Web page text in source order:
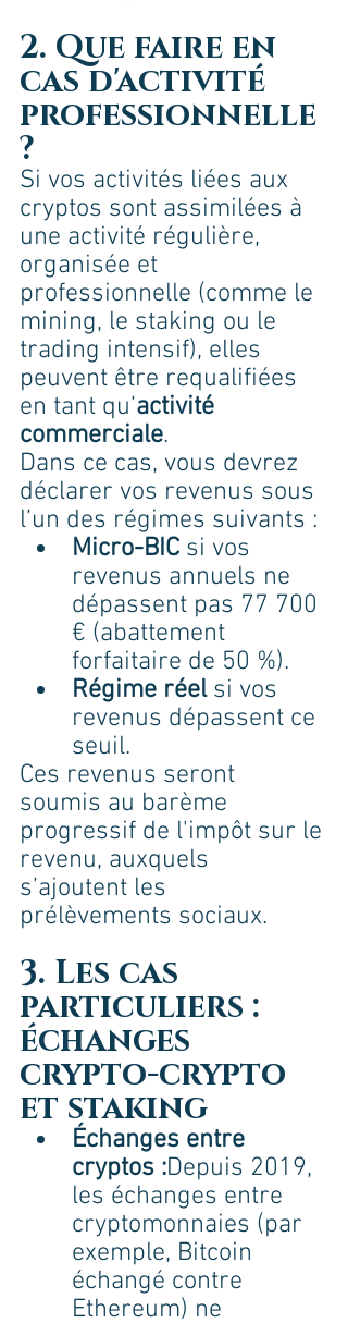
2. Que faire en
cas d'activité
professionnelle
?
Si vos activités liées aux
cryptos sont assimilées à
une activité régulière,
organisée et
professionnelle (comme le
mining, le staking ou le
trading intensif), elles
peuvent être requalifiées
en tant qu’activité
commerciale.
Dans ce cas, vous devrez
déclarer vos revenus sous
l’un des régimes suivants :
Micro-BIC si vos
revenus annuels ne
dépassent pas 77 700
€ (abattement
forfaitaire de 50 %).
Régime réel si vos
revenus dépassent ce
seuil.
Ces revenus seront
soumis au barème
progressif de l'impôt sur le
revenu, auxquels
s’ajoutent les
prélèvements sociaux.
3. Les cas
particuliers :
échanges
crypto-crypto
et staking
Échanges entre
cryptos :Depuis 2019,
les échanges entre
cryptomonnaies (par
exemple, Bitcoin
échangé contre
Ethereum) ne